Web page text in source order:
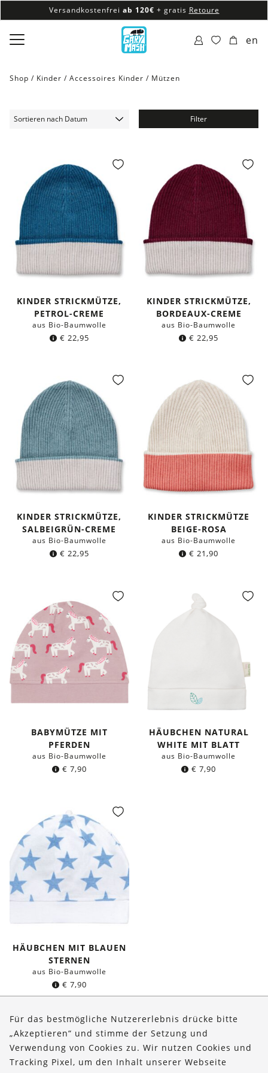
Versandkostenfrei ab 120€ + gratis Retoure
100% veganes & fair produziertes Sortiment
Versandkostenfrei ab 120€
en
Shop / Kinder / Accessoires Kinder / Mützen
Filter
KINDER STRICKMÜTZE,
PETROL-CREME
aus Bio-Baumwolle
€ 22,95
KINDER STRICKMÜTZE,
BORDEAUX-CREME
aus Bio-Baumwolle
€ 22,95
KINDER STRICKMÜTZE,
SALBEIGRÜN-CREME
aus Bio-Baumwolle
€ 22,95
KINDER STRICKMÜTZE
BEIGE-ROSA
aus Bio-Baumwolle
€ 21,90
BABYMÜTZE MIT
PFERDEN
aus Bio-Baumwolle
€ 7,90
HÄUBCHEN NATURAL
WHITE MIT BLATT
aus Bio-Baumwolle
€ 7,90
HÄUBCHEN MIT BLAUEN
STERNEN
aus Bio-Baumwolle
€ 7,90
Über uns
Für das bestmögliche Nutzererlebnis drücke bitte
„Akzeptieren“ und stimme der Setzung und
Verwendung von Cookies zu. Wir nutzen Cookies und
Tracking Pixel, um den Inhalt unserer Webseite